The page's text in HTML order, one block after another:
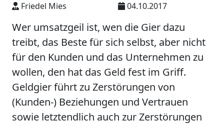
Friedel Mies 04.10.2017
Wer umsatzgeil ist, wen die Gier dazu
treibt, das Beste für sich selbst, aber nicht
für den Kunden und das Unternehmen zu
wollen, den hat das Geld fest im Griff.
Geldgier führt zu Zerstörungen von
(Kunden-) Beziehungen und Vertrauen
sowie letztendlich auch zur Zerstörungen